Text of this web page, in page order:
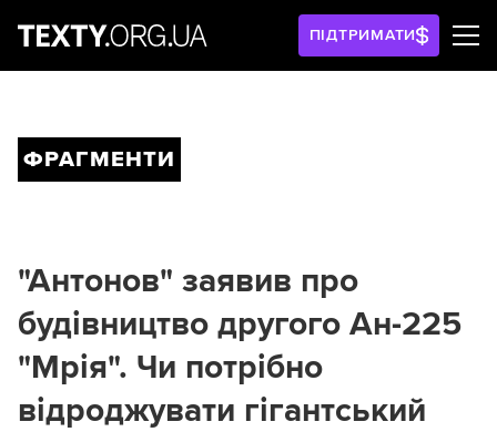
ПІДТРИМАТИ
ФРАГМЕНТИ
"Антонов" заявив про
будівництво другого Ан-225
"Мрія". Чи потрібно
відроджувати гігантський